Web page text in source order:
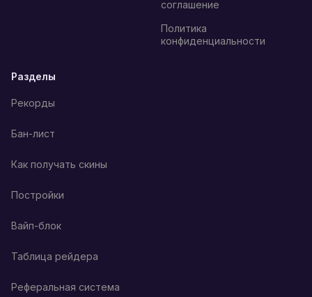
соглашение
Политика
конфиденциальности
Разделы
Рекорды
Бан-лист
Как получать скины
Постройки
Вайп-блок
Таблица рейдера
Реферальная система